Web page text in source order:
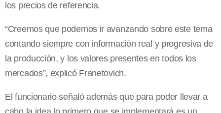
los precios de referencia.
“Creemos que podemos ir avanzando sobre este tema
contando siempre con información real y progresiva de
la producción, y los valores presentes en todos los
mercados”, explicó Franetovich.
El funcionario señaló además que para poder llevar a